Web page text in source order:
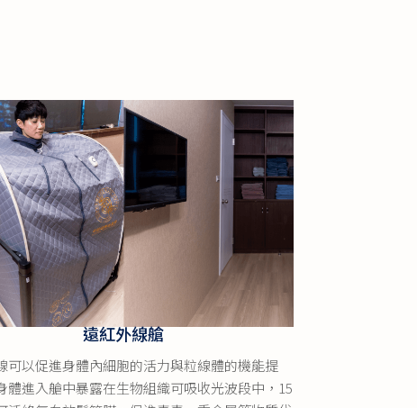
遠紅外線艙
可以促進身體內細胞的活力與粒線體的機能提
體進入艙中暴露在生物組織可吸收光波段中，15